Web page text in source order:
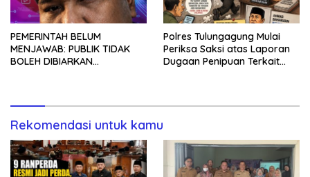
PEMERINTAH BELUM
MENJAWAB: PUBLIK TIDAK
BOLEH DIBIARKAN
Polres Tulungagung Mulai
Periksa Saksi atas Laporan
Dugaan Penipuan Terkait
Rekomendasi untuk kamu